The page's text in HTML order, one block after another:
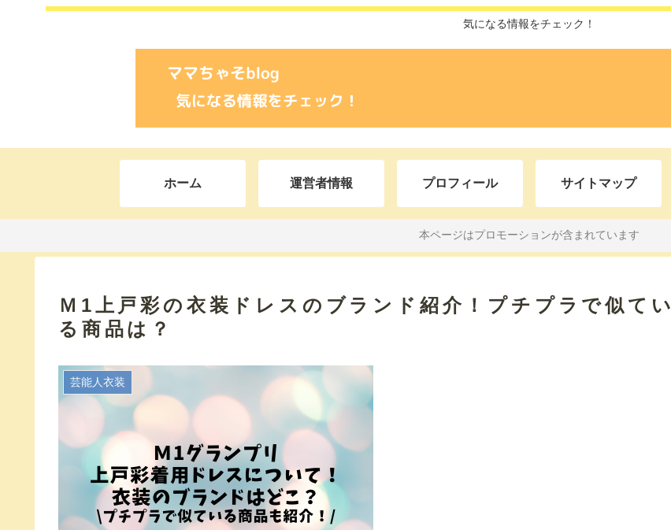
気になる情報をチェック！
ホーム 運営者情報 プロフィール サイトマップ
本ページはプロモーションが含まれています
Ｍ1上戸彩の衣装ドレスのブランド紹介！プチプラで似てい
る商品は？
芸能人衣装